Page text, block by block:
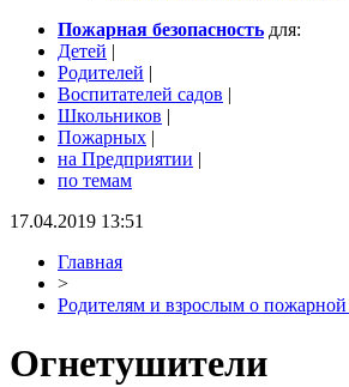
Пожарная безопасность для:
Детей |
Родителей |
Воспитателей садов |
Школьников |
Пожарных |
на Предприятии |
по темам
17.04.2019 13:51
Главная
>
Родителям и взрослым о пожарной
Огнетушители